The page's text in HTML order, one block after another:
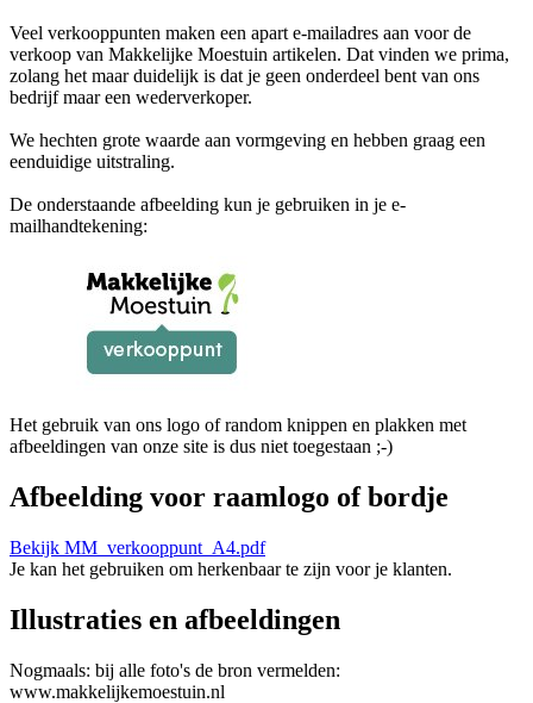
Veel verkooppunten maken een apart e-mailadres aan voor de
verkoop van Makkelijke Moestuin artikelen. Dat vinden we prima,
zolang het maar duidelijk is dat je geen onderdeel bent van ons
bedrijf maar een wederverkoper.
We hechten grote waarde aan vormgeving en hebben graag een
eenduidige uitstraling.
De onderstaande afbeelding kun je gebruiken in je e-
mailhandtekening:
Het gebruik van ons logo of random knippen en plakken met
afbeeldingen van onze site is dus niet toegestaan ;-)
Afbeelding voor raamlogo of bordje
Bekijk MM_verkooppunt_A4.pdf
Je kan het gebruiken om herkenbaar te zijn voor je klanten.
Illustraties en afbeeldingen
Nogmaals: bij alle foto's de bron vermelden:
www.makkelijkemoestuin.nl